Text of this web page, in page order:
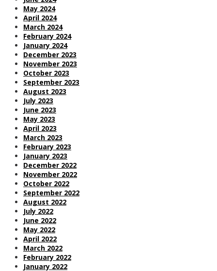
May 2024
April 2024
March 2024
February 2024
January 2024
December 2023
November 2023
October 2023
September 2023
August 2023
July 2023
June 2023
May 2023
April 2023
March 2023
February 2023
January 2023
December 2022
November 2022
October 2022
September 2022
August 2022
July 2022
June 2022
May 2022
April 2022
March 2022
February 2022
January 2022